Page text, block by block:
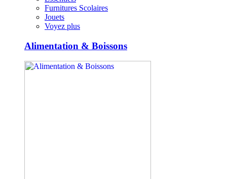
Furnitures Scolaires
Jouets
Voyez plus
Alimentation & Boissons